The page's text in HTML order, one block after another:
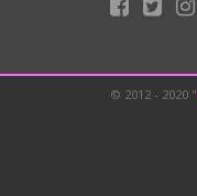
© 2012 - 2020 "